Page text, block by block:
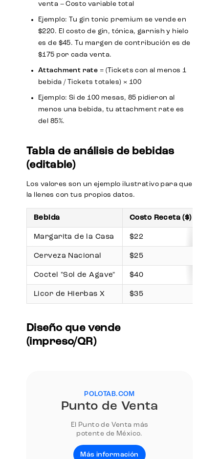
venta – Costo variable total
Ejemplo: Tu gin tonic premium se vende en
$220. El costo de gin, tónica, garnish y hielo
es de $45. Tu margen de contribución es de
$175 por cada venta.
Attachment rate = (Tickets con al menos 1
bebida / Tickets totales) × 100
Ejemplo: Si de 100 mesas, 85 pidieron al
menos una bebida, tu attachment rate es
del 85%.
Tabla de análisis de bebidas
(editable)
Los valores son un ejemplo ilustrativo para que
la llenes con tus propios datos.
Bebida Costo Receta ($)
Margarita de la Casa $22
Cerveza Nacional $25
Coctel "Sol de Agave" $40
Licor de Hierbas X $35
Diseño que vende
(impreso/QR)
POLOTAB.COM
Punto de Venta
El Punto de Venta más
potente de México.
Más información